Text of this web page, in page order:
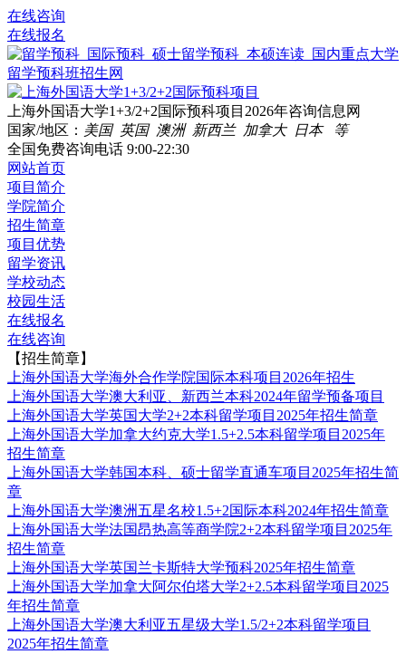
在线咨询
在线报名
上海外国语大学1+3/2+2国际预科项目2026年咨询信息网
国家/地区： 美国 英国 澳洲 新西兰 加拿大 日本 等
全国免费咨询电话 9:00-22:30
网站首页
项目简介
学院简介
招生简章
项目优势
留学资讯
学校动态
校园生活
在线报名
在线咨询
【招生简章】
上海外国语大学海外合作学院国际本科项目2026年招生
上海外国语大学澳大利亚、新西兰本科2024年留学预备项目
上海外国语大学英国大学2+2本科留学项目2025年招生简章
上海外国语大学加拿大约克大学1.5+2.5本科留学项目2025年
招生简章
上海外国语大学韩国本科、硕士留学直通车项目2025年招生简
章
上海外国语大学澳洲五星名校1.5+2国际本科2024年招生简章
上海外国语大学法国昂热高等商学院2+2本科留学项目2025年
招生简章
上海外国语大学英国兰卡斯特大学预科2025年招生简章
上海外国语大学加拿大阿尔伯塔大学2+2.5本科留学项目2025
年招生简章
上海外国语大学澳大利亚五星级大学1.5/2+2本科留学项目
2025年招生简章